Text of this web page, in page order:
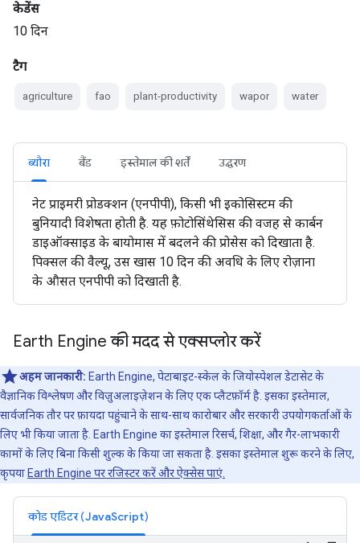
केडेंस
10 दिन
टैग
agriculture fao plant-productivity wapor water
ब्यौरा बैंड इस्तेमाल की शर्तें उद्धरण
नेट प्राइमरी प्रोडक्शन (एनपीपी), किसी भी इकोसिस्टम की
बुनियादी विशेषता होती है. यह फ़ोटोसिंथेसिस की वजह से कार्बन
डाइऑक्साइड के बायोमास में बदलने की प्रोसेस को दिखाता है.
पिक्सल की वैल्यू, उस खास 10 दिन की अवधि के लिए रोज़ाना
के औसत एनपीपी को दिखाती है.
Earth Engine की मदद से एक्सप्लोर करें
अहम जानकारी: Earth Engine, पेटाबाइट-स्केल के जियोस्पेशल डेटासेट के
वैज्ञानिक विश्लेषण और विज़ुअलाइज़ेशन के लिए एक प्लैटफ़ॉर्म है. इसका इस्तेमाल,
सार्वजनिक तौर पर फ़ायदा पहुंचाने के साथ-साथ कारोबार और सरकारी उपयोगकर्ताओं के
लिए भी किया जाता है. Earth Engine का इस्तेमाल रिसर्च, शिक्षा, और गैर-लाभकारी
कामों के लिए बिना किसी शुल्क के किया जा सकता है. इसका इस्तेमाल शुरू करने के लिए,
कृपया Earth Engine पर रजिस्टर करें और ऐक्सेस पाएं.
कोड एडिटर (JavaScript)